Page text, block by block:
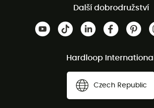
Další dobrodružství
Hardloop International
Czech Republic